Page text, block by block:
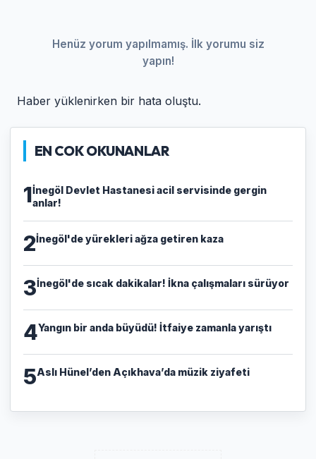
Henüz yorum yapılmamış. İlk yorumu siz
yapın!
Haber yüklenirken bir hata oluştu.
EN COK OKUNANLAR
1İnegöl Devlet Hastanesi acil servisinde gergin
anlar!
2İnegöl'de yürekleri ağza getiren kaza
3İnegöl'de sıcak dakikalar! İkna çalışmaları sürüyor
4Yangın bir anda büyüdü! İtfaiye zamanla yarıştı
5Aslı Hünel’den Açıkhava’da müzik ziyafeti